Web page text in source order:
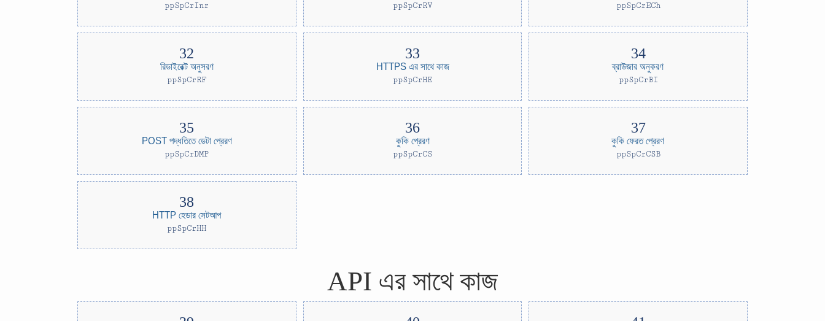
ppSpCrInr ppSpCrRV ppSpCrECh
রিডাইরেক্ট অনুসরণ
ppSpCrRF
HTTPS এর সাথে কাজ
ppSpCrHE
ব্রাউজার অনুকরণ
ppSpCrBI
POST পদ্ধতিতে ডেটা প্রেরণ
ppSpCrDMP
কুকি প্রেরণ
ppSpCrCS
কুকি ফেরত প্রেরণ
ppSpCrCSB
HTTP হেডার সেটআপ
ppSpCrHH
API এর সাথে কাজ